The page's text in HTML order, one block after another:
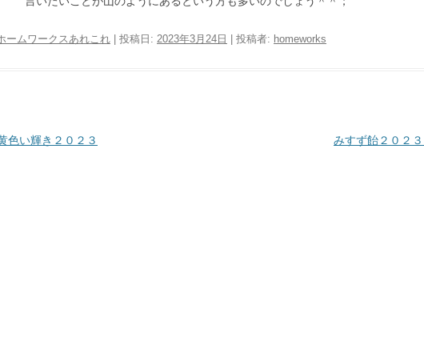
ームワークスあれこれ | 投稿日: 2023年3月24日 投稿者: homeworks
色い輝き２０２３ みすず飴２０２３